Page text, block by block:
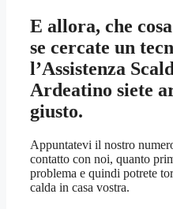
E allora, che
se cercate un
l’Assistenza
Ardeatino siete
giusto.
Appuntatevi il nostro
contatto con noi, quanto
problema e quindi potrete
calda in casa vostra.